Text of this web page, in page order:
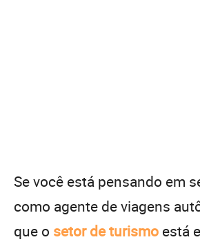
Se você está pensando em
como agente de viagens
que o setor de turismo está